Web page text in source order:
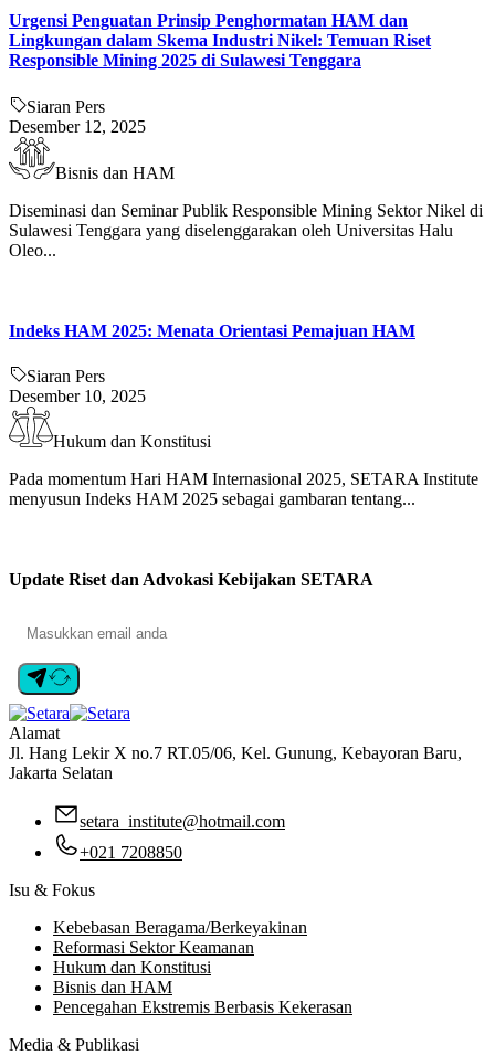
Urgensi Penguatan Prinsip Penghormatan HAM dan
Lingkungan dalam Skema Industri Nikel: Temuan Riset
Responsible Mining 2025 di Sulawesi Tenggara
Siaran Pers
Desember 12, 2025
Bisnis dan HAM
Diseminasi dan Seminar Publik Responsible Mining Sektor Nikel di
Sulawesi Tenggara yang diselenggarakan oleh Universitas Halu
Oleo...
Indeks HAM 2025: Menata Orientasi Pemajuan HAM
Siaran Pers
Desember 10, 2025
Hukum dan Konstitusi
Pada momentum Hari HAM Internasional 2025, SETARA Institute
menyusun Indeks HAM 2025 sebagai gambaran tentang...
Update Riset dan Advokasi Kebijakan SETARA
Alamat
Jl. Hang Lekir X no.7 RT.05/06, Kel. Gunung, Kebayoran Baru,
Jakarta Selatan
setara_institute@hotmail.com
+021 7208850
Isu & Fokus
Kebebasan Beragama/Berkeyakinan
Reformasi Sektor Keamanan
Hukum dan Konstitusi
Bisnis dan HAM
Pencegahan Ekstremis Berbasis Kekerasan
Media & Publikasi